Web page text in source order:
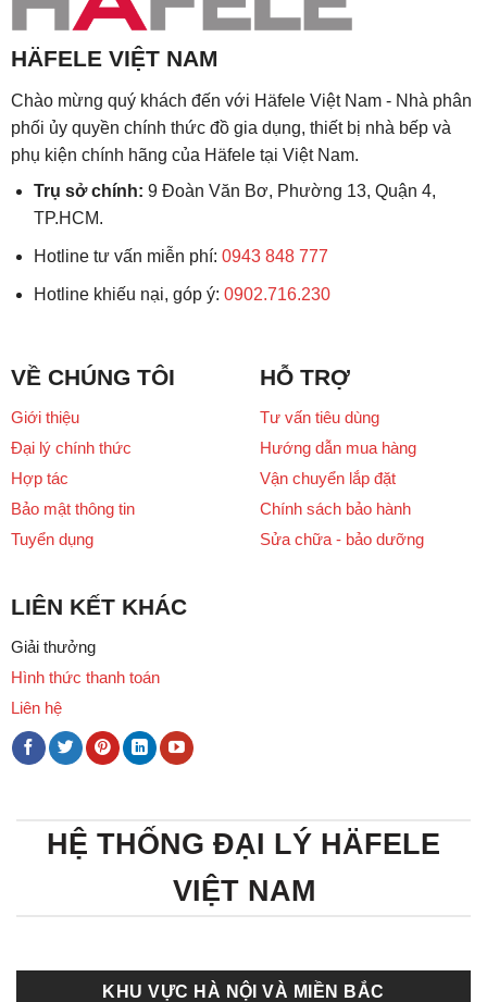
HÄFELE VIỆT NAM
Chào mừng quý khách đến với Häfele Việt Nam - Nhà phân
phối ủy quyền chính thức đồ gia dụng, thiết bị nhà bếp và
phụ kiện chính hãng của Häfele tại Việt Nam.
Trụ sở chính: 9 Đoàn Văn Bơ, Phường 13, Quận 4,
TP.HCM.
Hotline tư vấn miễn phí: 0943 848 777
Hotline khiếu nại, góp ý: 0902.716.230
VỀ CHÚNG TÔI
Giới thiệu
Đại lý chính thức
Hợp tác
Bảo mật thông tin
Tuyển dụng
HỖ TRỢ
Tư vấn tiêu dùng
Hướng dẫn mua hàng
Vận chuyển lắp đặt
Chính sách bảo hành
Sửa chữa - bảo dưỡng
LIÊN KẾT KHÁC
Giải thưởng
Hình thức thanh toán
Liên hệ
HỆ THỐNG ĐẠI LÝ HÄFELE
VIỆT NAM
KHU VỰC HÀ NỘI VÀ MIỀN BẮC